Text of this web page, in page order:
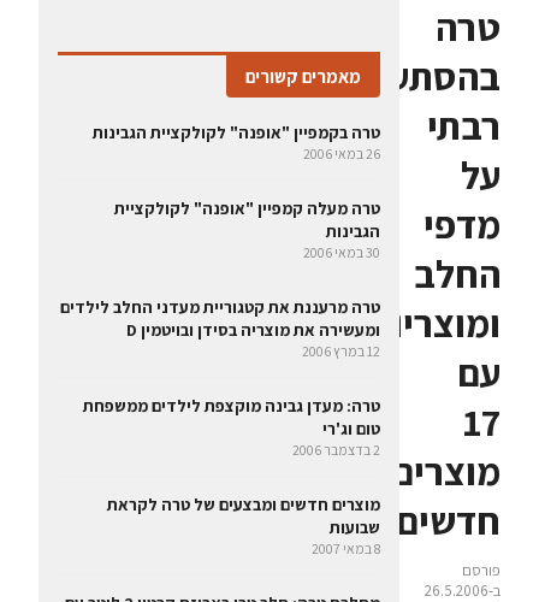
טרה
בהסתערות
רבתי
על
מדפי
החלב
ומוצריו
עם
17
מוצרים
חדשים
פורסם
ב-26.5.2006
מאמרים קשורים
טרה בקמפיין "אופנה" לקולקציית הגבינות
26 במאי 2006
טרה מעלה קמפיין "אופנה" לקולקציית
הגבינות
30 במאי 2006
טרה מרעננת את קטגוריית מעדני החלב לילדים
ומעשירה את מוצריה בסידן ובויטמין D
12 במרץ 2006
טרה: מעדן גבינה מוקצפת לילדים ממשפחת
טום וג'רי
2 בדצמבר 2006
מוצרים חדשים ומבצעים של טרה לקראת
שבועות
8 במאי 2007